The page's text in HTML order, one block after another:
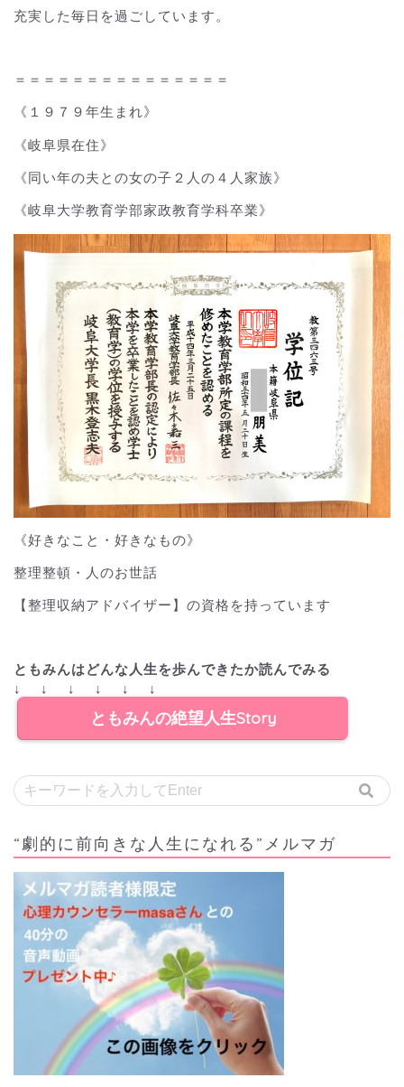
充実した毎日を過ごしています。
＝＝＝＝＝＝＝＝＝＝＝＝＝＝＝
《１９７９年生まれ》
《岐阜県在住》
《同い年の夫との女の子２人の４人家族》
《岐阜大学教育学部家政教育学科卒業》
《好きなこと・好きなもの》
整理整頓・人のお世話
【整理収納アドバイザー】の資格を持っています
ともみんはどんな人生を歩んできたか読んでみる
↓ ↓ ↓ ↓ ↓ ↓
ともみんの絶望人生Story
“劇的に前向きな人生になれる”メルマガ